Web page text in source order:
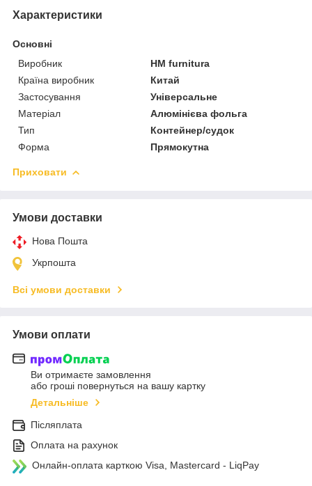
Характеристики
Основні
Виробник
HM furnitura
Країна виробник
Китай
Застосування
Універсальне
Матеріал
Алюмінієва фольга
Тип
Контейнер/судок
Форма
Прямокутна
Приховати
Умови доставки
Нова Пошта
Укрпошта
Всі умови доставки
Умови оплати
Ви отримаєте замовлення
або гроші повернуться на вашу картку
Детальніше
Післяплата
Оплата на рахунок
Онлайн-оплата карткою Visa, Mastercard - LiqPay